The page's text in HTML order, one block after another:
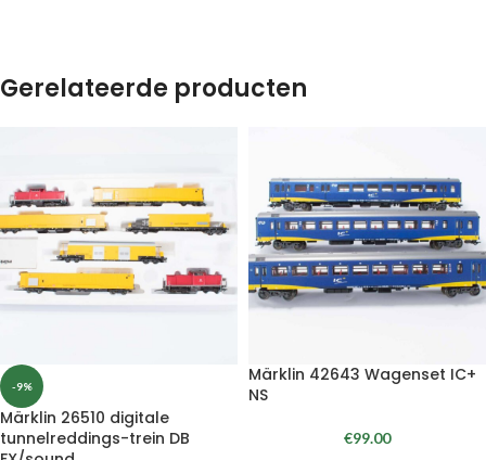
Gerelateerde producten
-9%
Märklin 26510 digitale
tunnelreddings-trein DB
Märklin 42643 Wagenset IC+
NS
€99.00